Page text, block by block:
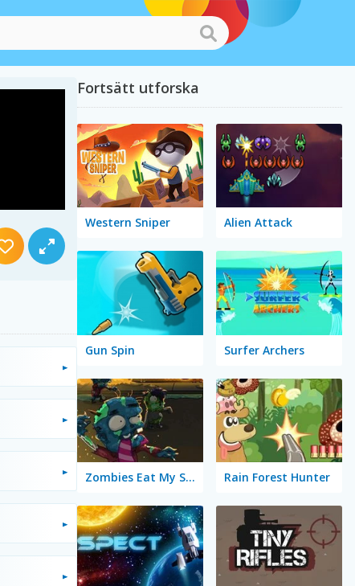
Fortsätt utforska
Western Sniper Alien Attack
Gun Spin Surfer Archers
Zombies Eat My Stocking Rain Forest Hunter